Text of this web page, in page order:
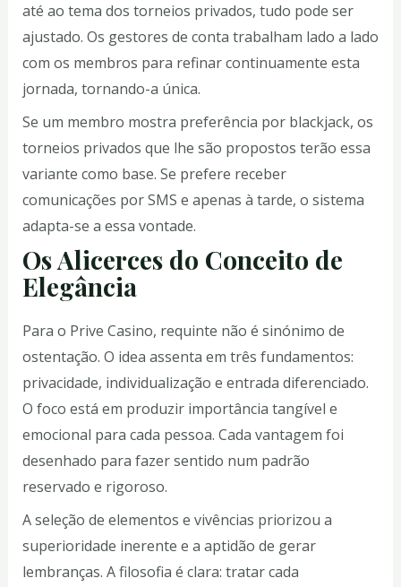
até ao tema dos torneios privados, tudo pode ser
ajustado. Os gestores de conta trabalham lado a lado
com os membros para refinar continuamente esta
jornada, tornando-a única.
Se um membro mostra preferência por blackjack, os
torneios privados que lhe são propostos terão essa
variante como base. Se prefere receber
comunicações por SMS e apenas à tarde, o sistema
adapta-se a essa vontade.
Os Alicerces do Conceito de
Elegância
Para o Prive Casino, requinte não é sinónimo de
ostentação. O idea assenta em três fundamentos:
privacidade, individualização e entrada diferenciado.
O foco está em produzir importância tangível e
emocional para cada pessoa. Cada vantagem foi
desenhado para fazer sentido num padrão
reservado e rigoroso.
A seleção de elementos e vivências priorizou a
superioridade inerente e a aptidão de gerar
lembranças. A filosofia é clara: tratar cada